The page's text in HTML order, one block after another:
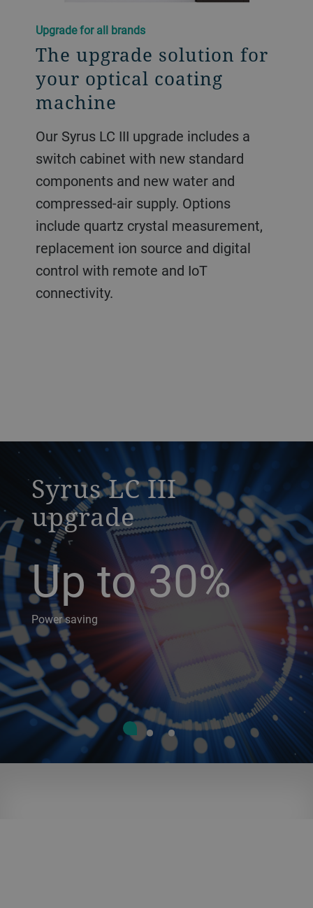
Upgrade for all brands
The upgrade solution for
your optical coating
machine
Our Syrus LC III upgrade includes a
switch cabinet with new standard
components and new water and
compressed-air supply. Options
include quartz crystal measurement,
replacement ion source and digital
control with remote and IoT
connectivity.
a decorative background image
Syrus LC III
upgrade
Up to 30%
Power saving